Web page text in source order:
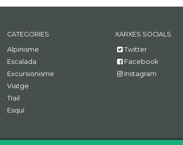
CATEGORIES
Alpinisme
Escalada
Excursionisme
Viatge
Trail
Esquí
XARXES SOCIALS
Twitter
Facebook
Instagram